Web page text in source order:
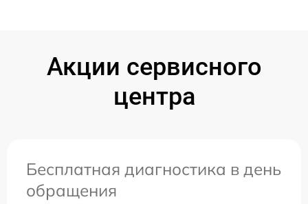
Акции сервисного
центра
Бесплатная диагностика в день
обращения